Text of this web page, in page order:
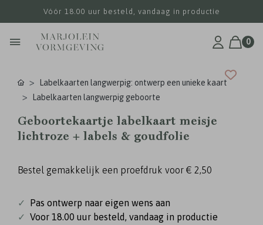
Vóór 18.00 uur besteld, vandaag in productie
0
Labelkaarten langwerpig: ontwerp een unieke kaart
Labelkaarten langwerpig geboorte
Geboortekaartje labelkaart meisje
lichtroze + labels & goudfolie
Bestel gemakkelijk een proefdruk voor € 2,50
✓
Pas ontwerp naar eigen wens aan
✓ Voor 18.00 uur besteld, vandaag in productie